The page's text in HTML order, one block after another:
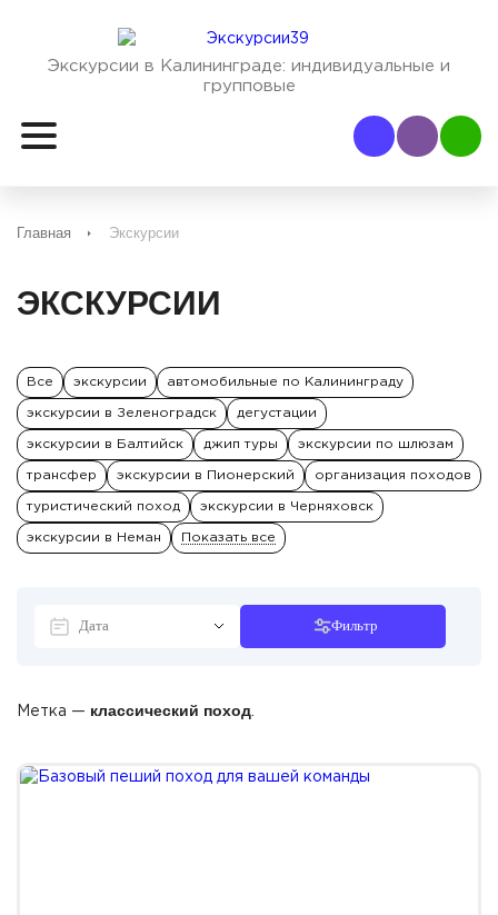
Экскурсии в Калининграде: индивидуальные и
групповые
Наш Viber
Наш
Главная Экскурсии
ЭКСКУРСИИ
Все экскурсии автомобильные по Калининграду
экскурсии в Зеленоградск дегустации
экскурсии в Балтийск джип туры экскурсии по шлюзам
трансфер экскурсии в Пионерский организация походов
туристический поход экскурсии в Черняховск
экскурсии в Неман Показать все
Фильтр
Метка — классический поход